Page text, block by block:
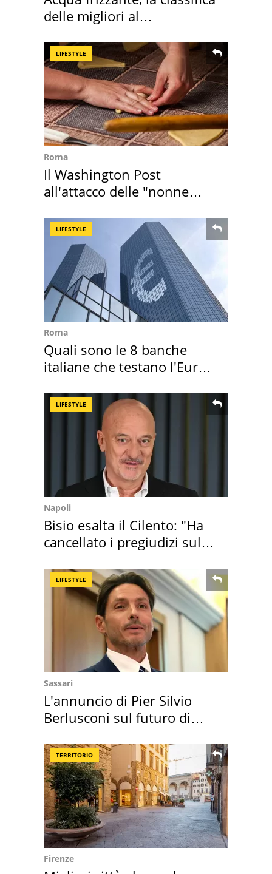
delle migliori al
LIFESTYLE
Roma
Il Washington Post
all'attacco delle "nonne
LIFESTYLE
Roma
Quali sono le 8 banche
italiane che testano l'Euro
LIFESTYLE
Napoli
Bisio esalta il Cilento: "Ha
cancellato i pregiudizi sul
LIFESTYLE
Sassari
L'annuncio di Pier Silvio
Berlusconi sul futuro di
TERRITORIO
Firenze